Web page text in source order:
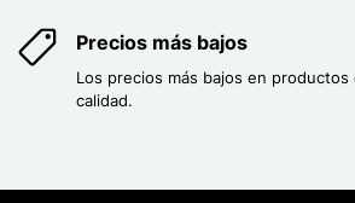
Precios más bajos
Los precios más bajos en productos
calidad.